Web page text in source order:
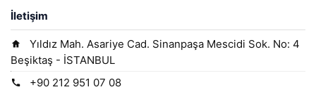
İletişim
Yıldız Mah. Asariye Cad. Sinanpaşa Mescidi Sok. No: 4
Beşiktaş - İSTANBUL
+90 212 951 07 08